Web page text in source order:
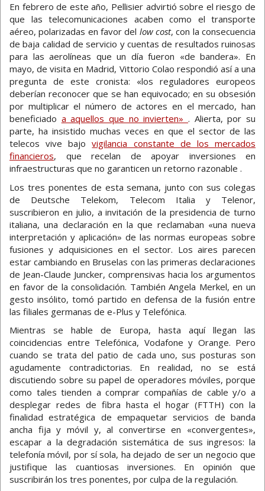
En febrero de este año, Pellisier advirtió sobre el riesgo de
que las telecomunicaciones acaben como el transporte
aéreo, polarizadas en favor del low cost, con la consecuencia
de baja calidad de servicio y cuentas de resultados ruinosas
para las aerolíneas que un día fueron «de bandera». En
mayo, de visita en Madrid, Vittorio Colao respondió así a una
pregunta de este cronista: «los reguladores europeos
deberían reconocer que se han equivocado; en su obsesión
por multiplicar el número de actores en el mercado, han
beneficiado a aquellos que no invierten». Alierta, por su
parte, ha insistido muchas veces en que el sector de las
telecos vive bajovigilancia constante de los mercados
financieros, que recelan de apoyar inversiones en
infraestructuras que no garanticen un retorno razonable .
Los tres ponentes de esta semana, junto con sus colegas
de Deutsche Telekom, Telecom Italia y Telenor,
suscribieron en julio, a invitación de la presidencia de turno
italiana, una declaración en la que reclamaban «una nueva
interpretación y aplicación» de las normas europeas sobre
fusiones y adquisiciones en el sector. Los aires parecen
estar cambiando en Bruselas con las primeras declaraciones
de Jean-Claude Juncker, comprensivas hacia los argumentos
en favor de la consolidación. También Angela Merkel, en un
gesto insólito, tomó partido en defensa de la fusión entre
las filiales germanas de e-Plus y Telefónica.
Mientras se hable de Europa, hasta aquí llegan las
coincidencias entre Telefónica, Vodafone y Orange. Pero
cuando se trata del patio de cada uno, sus posturas son
agudamente contradictorias. En realidad, no se está
discutiendo sobre su papel de operadores móviles, porque
como tales tienden a comprar compañías de cable y/o a
desplegar redes de fibra hasta el hogar (FTTH) con la
finalidad estratégica de empaquetar servicios de banda
ancha fija y móvil y, al convertirse en «convergentes»,
escapar a la degradación sistemática de sus ingresos: la
telefonía móvil, por sí sola, ha dejado de ser un negocio que
justifique las cuantiosas inversiones. En opinión que
suscribirán los tres ponentes, por culpa de la regulación.